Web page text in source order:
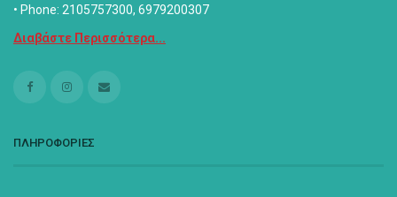
• Phone: 2105757300, 6979200307
Διαβάστε Περισσότερα...
ΠΛΗΡΟΦΟΡΙΕΣ